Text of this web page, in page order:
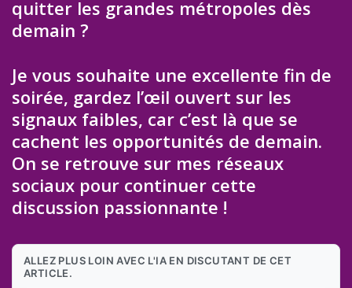
quitter les grandes métropoles dès
demain ?
Je vous souhaite une excellente fin de
soirée, gardez l’œil ouvert sur les
signaux faibles, car c’est là que se
cachent les opportunités de demain.
On se retrouve sur mes réseaux
sociaux pour continuer cette
discussion passionnante !
ALLEZ PLUS LOIN AVEC L'IA EN DISCUTANT DE CET
ARTICLE.